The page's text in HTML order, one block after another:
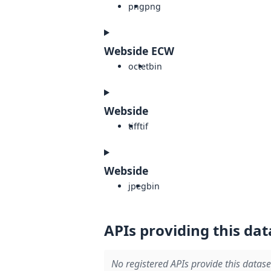
pngpng
Webside ECW
octetbin
Webside
tifftif
Webside
jpegbin
APIs providing this
No registered APIs provide this